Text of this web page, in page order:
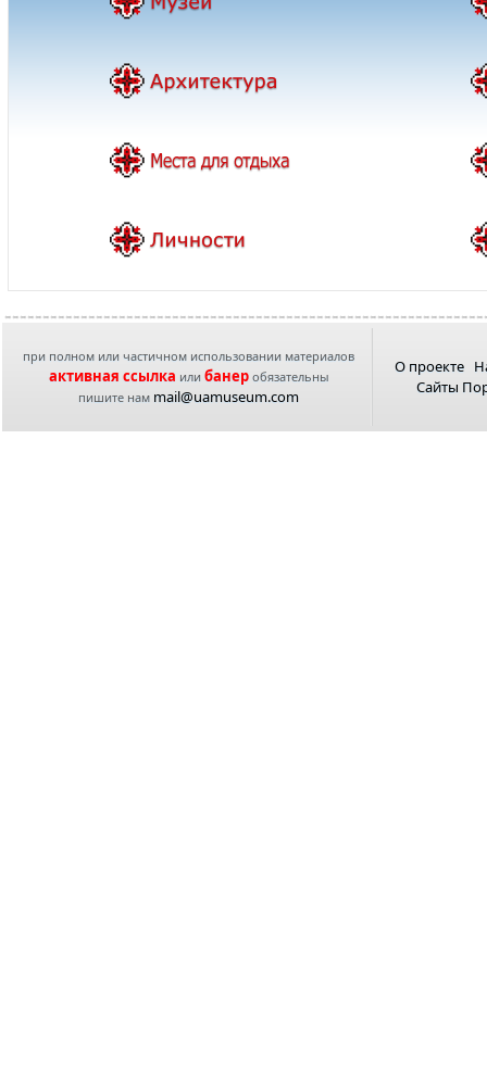
при полном или частичном использовании материалов
активная ссылка или банеробязательны
пишите нам mail@uamuseum.com
О проекте
Сайты